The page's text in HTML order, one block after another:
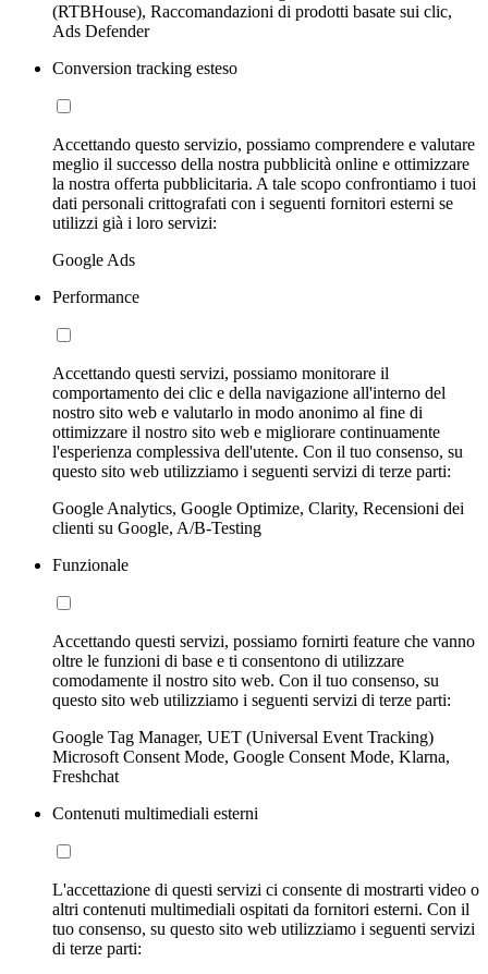
(RTBHouse), Raccomandazioni di prodotti basate sui clic,
Ads Defender
Conversion tracking esteso
Accettando questo servizio, possiamo comprendere e valutare
meglio il successo della nostra pubblicità online e ottimizzare
la nostra offerta pubblicitaria. A tale scopo confrontiamo i tuoi
dati personali crittografati con i seguenti fornitori esterni se
utilizzi già i loro servizi:
Google Ads
Performance
Accettando questi servizi, possiamo monitorare il
comportamento dei clic e della navigazione all'interno del
nostro sito web e valutarlo in modo anonimo al fine di
ottimizzare il nostro sito web e migliorare continuamente
l'esperienza complessiva dell'utente. Con il tuo consenso, su
questo sito web utilizziamo i seguenti servizi di terze parti:
Google Analytics, Google Optimize, Clarity, Recensioni dei
clienti su Google, A/B-Testing
Funzionale
Accettando questi servizi, possiamo fornirti feature che vanno
oltre le funzioni di base e ti consentono di utilizzare
comodamente il nostro sito web. Con il tuo consenso, su
questo sito web utilizziamo i seguenti servizi di terze parti:
Google Tag Manager, UET (Universal Event Tracking)
Microsoft Consent Mode, Google Consent Mode, Klarna,
Freshchat
Contenuti multimediali esterni
L'accettazione di questi servizi ci consente di mostrarti video o
altri contenuti multimediali ospitati da fornitori esterni. Con il
tuo consenso, su questo sito web utilizziamo i seguenti servizi
di terze parti: